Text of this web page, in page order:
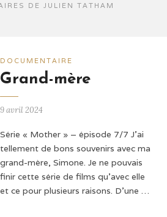
DE JULIEN TATHAM
DOCUMENTAIRE
Grand-mère
9 avril 2024
Série « Mother » – épisode 7/7 J'ai
tellement de bons souvenirs avec ma
grand-mère, Simone. Je ne pouvais
finir cette série de films qu'avec elle
et ce pour plusieurs raisons. D’une …